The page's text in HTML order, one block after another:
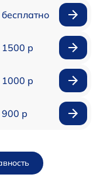
бесплатно
1500 р
1000 р
900 р